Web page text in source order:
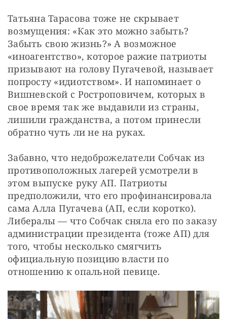
Татьяна Тарасова тоже не скрывает
возмущения: «Как это можно забыть?
Забыть свою жизнь?» А возможное
«иноагентство», которое ражие патриоты
призывают на голову Пугачевой, называет
попросту «идиотством». И напоминает о
Вишневской с Ростроповичем, которых в
свое время так же выдавили из страны,
лишили гражданства, а потом принесли
обратно чуть ли не на руках.
Забавно, что недоброжелатели Собчак из
противоположных лагерей усмотрели в
этом выпуске руку АП. Патриоты
предположили, что его профинансировала
сама Алла Пугачева (АП, если коротко).
Либералы — что Собчак сняла его по заказу
администрации президента (тоже АП) для
того, чтобы несколько смягчить
официальную позицию власти по
отношению к опальной певице.